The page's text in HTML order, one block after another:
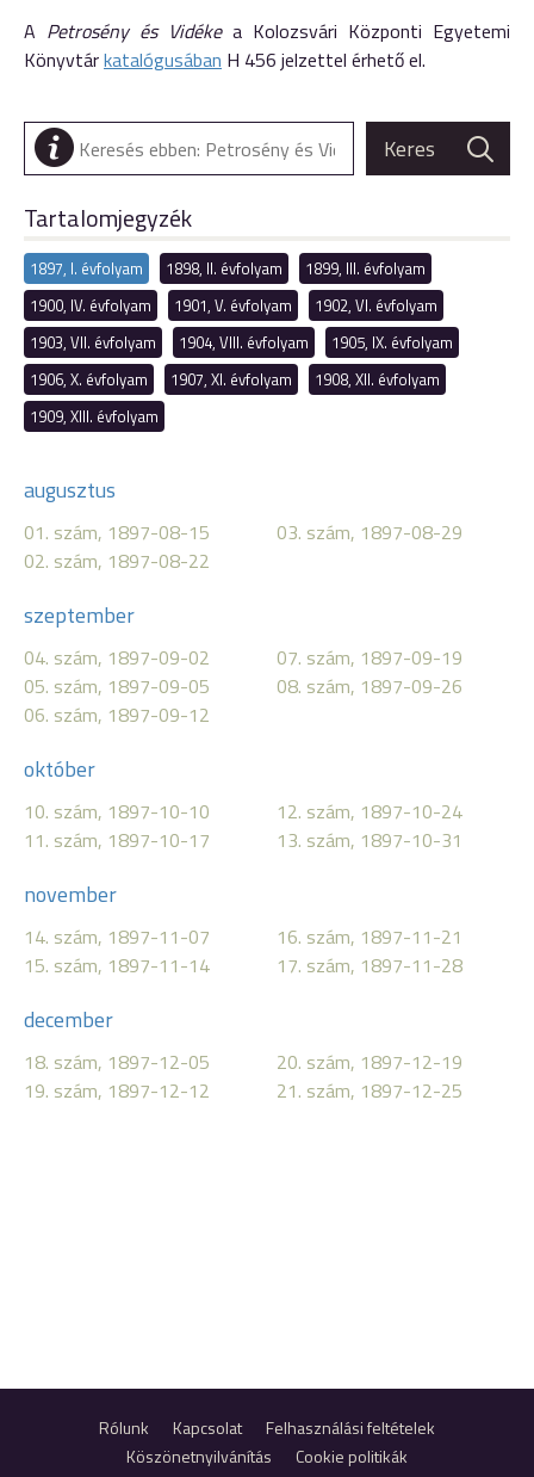
A Petrosény és Vidékea Kolozsvári Központi Egyetemi
Könyvtárkatalógusában H 456 jelzettel érhető el.
Tartalomjegyzék
1897, I. évfolyam 1898, II. évfolyam
1899, III. évfolyam
1900, IV. évfolyam
1901, V. évfolyam
1902, VI. évfolyam
1903, VII. évfolyam
1904, VIII. évfolyam
1905, IX. évfolyam
1906, X. évfolyam
1907, XI. évfolyam
1908, XII. évfolyam
1909, XIII. évfolyam
augusztus
01. szám, 1897-08-15
02. szám, 1897-08-22
03. szám, 1897-08-29
szeptember
04. szám, 1897-09-02
05. szám, 1897-09-05
06. szám, 1897-09-12
07. szám, 1897-09-19
08. szám, 1897-09-26
október
10. szám, 1897-10-10
11. szám, 1897-10-17
12. szám, 1897-10-24
13. szám, 1897-10-31
november
14. szám, 1897-11-07
15. szám, 1897-11-14
16. szám, 1897-11-21
17. szám, 1897-11-28
december
18. szám, 1897-12-05
19. szám, 1897-12-12
20. szám, 1897-12-19
21. szám, 1897-12-25
Rólunk Kapcsolat
Felhasználási feltételek
Köszönetnyilvánítás
Cookie politikák